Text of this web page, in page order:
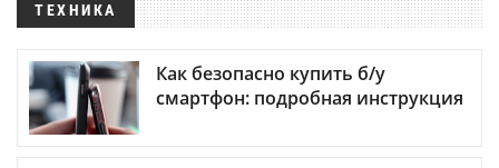
ТЕХНИКА
Как безопасно купить б/у
смартфон: подробная инструкция